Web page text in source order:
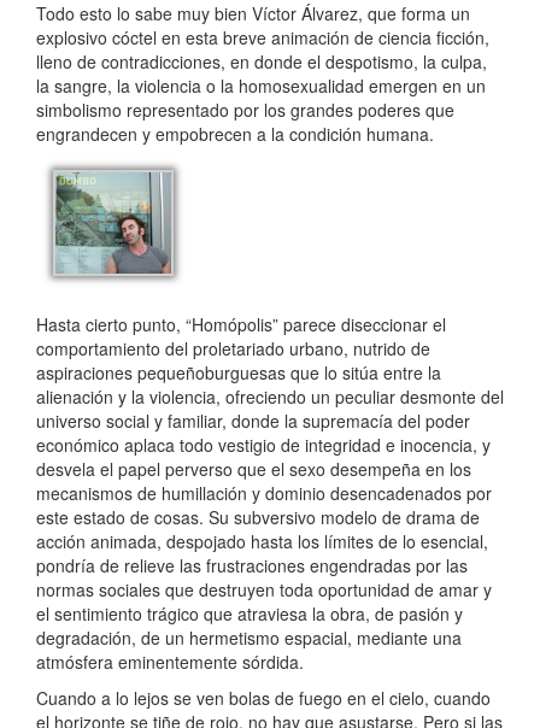
Todo esto lo sabe muy bien Víctor Álvarez, que forma un
explosivo cóctel en esta breve animación de ciencia ficción,
lleno de contradicciones, en donde el despotismo, la culpa,
la sangre, la violencia o la homosexualidad emergen en un
simbolismo representado por los grandes poderes que
engrandecen y empobrecen a la condición humana.
Hasta cierto punto, “Homópolis” parece diseccionar el
comportamiento del proletariado urbano, nutrido de
aspiraciones pequeñoburguesas que lo sitúa entre la
alienación y la violencia, ofreciendo un peculiar desmonte del
universo social y familiar, donde la supremacía del poder
económico aplaca todo vestigio de integridad e inocencia, y
desvela el papel perverso que el sexo desempeña en los
mecanismos de humillación y dominio desencadenados por
este estado de cosas. Su subversivo modelo de drama de
acción animada, despojado hasta los límites de lo esencial,
pondría de relieve las frustraciones engendradas por las
normas sociales que destruyen toda oportunidad de amar y
el sentimiento trágico que atraviesa la obra, de pasión y
degradación, de un hermetismo espacial, mediante una
atmósfera eminentemente sórdida.
Cuando a lo lejos se ven bolas de fuego en el cielo, cuando
el horizonte se tiñe de rojo, no hay que asustarse. Pero si las